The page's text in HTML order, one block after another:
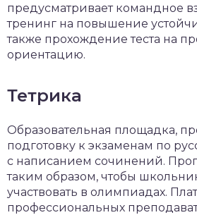
предусматривает командное
тренинг на повышение
также прохождение теста на
ориентацию.
Тетрика
Образовательная площадка,
подготовку к экзаменам по
с написанием сочинений.
таким образом, чтобы
участвовать в олимпиадах.
профессиональных